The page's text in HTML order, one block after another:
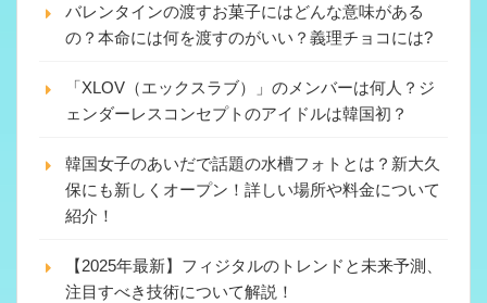
バレンタインの渡すお菓子にはどんな意味がある
の？本命には何を渡すのがいい？義理チョコには?
「XLOV（エックスラブ）」のメンバーは何人？ジ
ェンダーレスコンセプトのアイドルは韓国初？
韓国女子のあいだで話題の水槽フォトとは？新大久
保にも新しくオープン！詳しい場所や料金について
紹介！
【2025年最新】フィジタルのトレンドと未来予測、
注目すべき技術について解説！